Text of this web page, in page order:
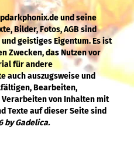
und seine
Bilder, Fotos, AGB sind
geistiges Eigentum. Es ist
Zwecken, das Nutzen vor
für andere
auch auszugsweise und
Bearbeiten,
von Inhalten mit
Texte auf dieser Seite sind
by Gadelica.